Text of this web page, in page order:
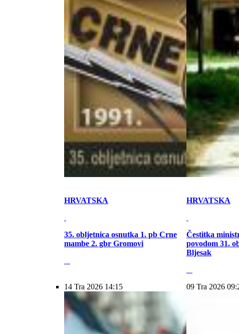
HRVATSKA
35. obljetnica osnutka 1. pb Crne
mambe 2. gbr Gromovi
HRVATSKA
Čestitka
povodom 31.
Bljesak
14 Tra 2026 14:15 09 Tra 2026